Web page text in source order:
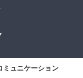
ミュニケーション